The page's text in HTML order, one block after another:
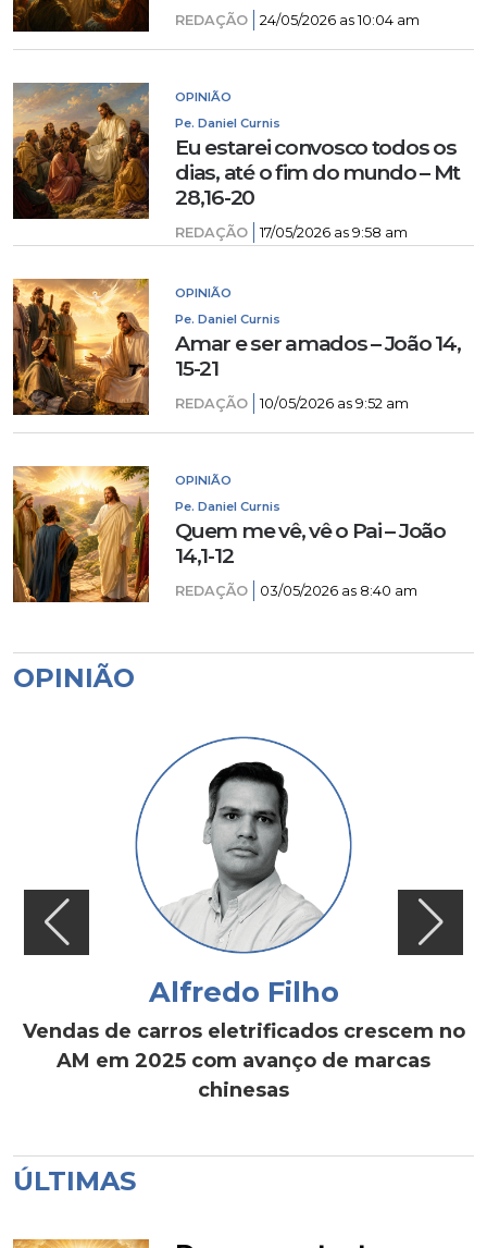
REDAÇÃO 24/05/2026 as 10:04 am
OPINIÃO
Pe. Daniel Curnis
Eu estarei convosco todos os
dias, até o fim do mundo – Mt
28,16-20
REDAÇÃO 17/05/2026 as 9:58 am
OPINIÃO
Pe. Daniel Curnis
Amar e ser amados – João 14,
15-21
REDAÇÃO 10/05/2026 as 9:52 am
OPINIÃO
Pe. Daniel Curnis
Quem me vê, vê o Pai – João
14,1-12
REDAÇÃO 03/05/2026 as 8:40 am
OPINIÃO
Alfredo Filho
Vendas de carros eletrificados crescem no
AM em 2025 com avanço de marcas
chinesas
ÚLTIMAS